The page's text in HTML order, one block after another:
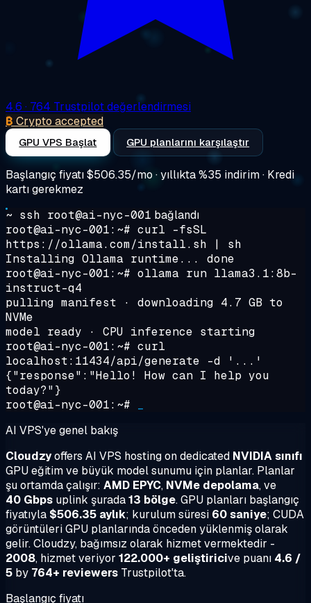
4.6 · 764 Trustpilot değerlendirmesi
₿ Crypto accepted
GPU VPS Başlat GPU planlarını karşılaştır
Başlangıç fiyatı$506.35/mo· yıllıkta %35 indirim · Kredi
kartı gerekmez
~ ssh root@ai-nyc-001 bağlandı
root@ai-nyc-001:~# curl -fsSL
https://ollama.com/install.sh | sh
Installing Ollama runtime... done
root@ai-nyc-001:~# ollama run llama3.1:8b-
instruct-q4
pulling manifest · downloading 4.7 GB to
NVMe
model ready · CPU inference starting
root@ai-nyc-001:~# curl
localhost:11434/api/generate -d '...'
{"response":"Hello! How can I help you
today?"}
root@ai-nyc-001:~#
AI VPS'ye genel bakış
Cloudzyoffers AI VPS hosting on dedicated NVIDIA sınıfı
GPU eğitim ve büyük model sunumu için planlar. Planlar
şu ortamda çalışır: AMD EPYC, NVMe depolama, ve
40 Gbps uplink şurada13 bölge. GPU planları başlangıç
fiyatıyla $506.35 aylık; kurulum süresi 60 saniye; CUDA
görüntüleri GPU planlarında önceden yüklenmiş olarak
gelir. Cloudzy, bağımsız olarak hizmet vermektedir -
2008, hizmet veriyor 122.000+ geliştiricive puanı 4.6 /
5 by 764+ reviewers Trustpilot'ta.
Başlangıç fiyatı